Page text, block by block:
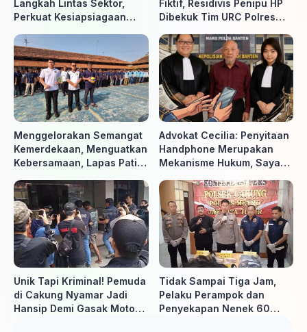
Langkah Lintas Sektor,
Perkuat Kesiapsiagaan
Fiktif, Residivis Penipu HP
Dibekuk Tim URC Polres
Menggelorakan Semangat
Kemerdekaan, Menguatkan
Kebersamaan, Lapas Pati
ke-81 RI, Warga Binaan
Antusias Ikuti Berbagai
Perlombaan
Advokat Cecilia: Penyitaan
Handphone Merupakan
Mekanisme Hukum, Saya
Diminta Penyidik dan Tidak
perlu takut
Unik Tapi Kriminal! Pemuda
di Cakung Nyamar Jadi
Hansip Demi Gasak Motor
Tidak Sampai Tiga Jam,
Pelaku Perampok dan
Penyekapan Nenek 60